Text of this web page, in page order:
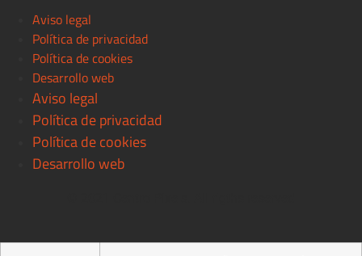
Aviso legal
Política de privacidad
Política de cookies
Desarrollo web
Aviso legal
Política de privacidad
Política de cookies
Desarrollo web